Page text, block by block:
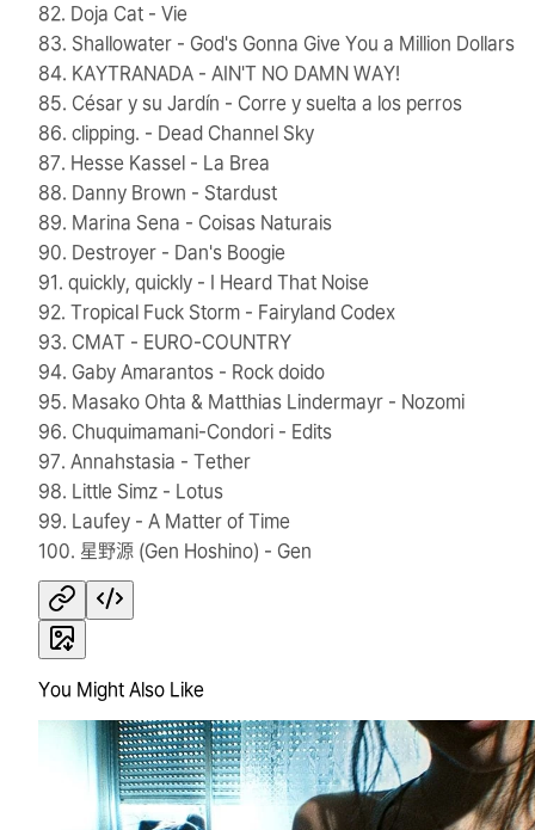
82. Doja Cat - Vie
83. Shallowater - God's Gonna Give You a Million Dollars
84. KAYTRANADA - AIN'T NO DAMN WAY!
85. César y su Jardín - Corre y suelta a los perros
86. clipping. - Dead Channel Sky
87. Hesse Kassel - La Brea
88. Danny Brown - Stardust
89. Marina Sena - Coisas Naturais
90. Destroyer - Dan's Boogie
91. quickly, quickly - I Heard That Noise
92. Tropical Fuck Storm - Fairyland Codex
93. CMAT - EURO-COUNTRY
94. Gaby Amarantos - Rock doido
95. Masako Ohta & Matthias Lindermayr - Nozomi
96. Chuquimamani-Condori - Edits
97. Annahstasia - Tether
98. Little Simz - Lotus
99. Laufey - A Matter of Time
100. 星野源 (Gen Hoshino) - Gen
You Might Also Like